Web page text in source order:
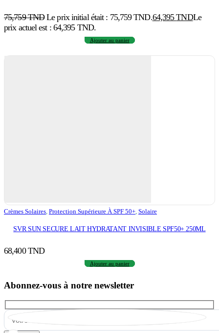
75,759TND Le prix initial était : 75,759 TND.64,395TNDLe
prix actuel est : 64,395 TND.
Ajouter au panier
Crèmes Solaires, Protection Supérieure À SPF 50+, Solaire
SVR SUN SECURE LAIT HYDRATANT INVISIBLE SPF50+ 250ML
68,400TND
Ajouter au panier
Abonnez-vous à notre newsletter